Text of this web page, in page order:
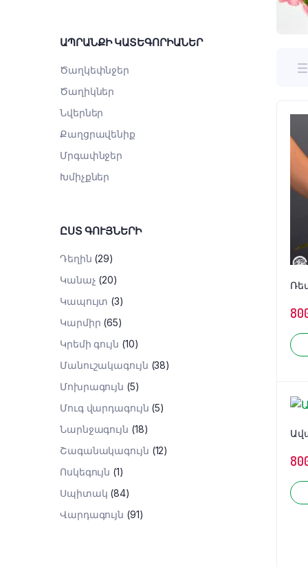
ԱՊՐԱՆՔԻ ԿԱՏԵԳՈՐԻԱՆԵՐ
Ծաղկեփնջեր
Ծաղիկներ
Նվերներ
Քաղցրավենիք
Մրգափնջեր
Խմիչքներ
ԸՍՏ ԳՈՒՅՆԵՐԻ
Դեղին (29)
Կանաչ (20)
Կապույտ (3)
Կարմիր (65)
Կրեմի գույն (10)
Մանուշակագույն (38)
Մոխրագույն (5)
Մուգ վարդագույն (5)
Նարնջագույն (18)
Շագանակագույն (12)
Ոսկեգույն (1)
Սպիտակ (84)
Վարդագույն (91)